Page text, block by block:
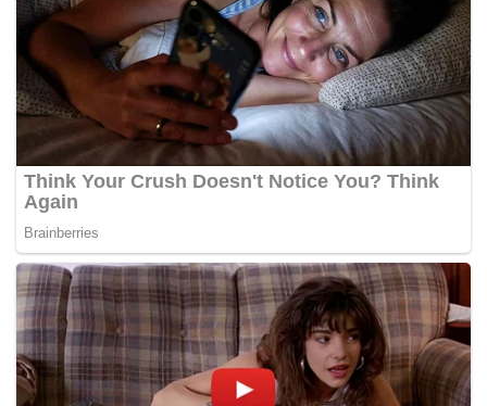
Tantangan pertama yang harus dihadapi Renard
bersama Tunisia adalah laga melawan Jepang pada
20 Juni mendatang di Stadion BBVA.
Pertandingan itu menjadi laga krusial karena akan
sangat menentukan peluang Tunisia untuk tetap
bersaing di Grup F.
Tunisia tergabung dalam Grup F bersama Swedia,
Jepang, dan Belanda. Tim Afrika itu berada di posisi
terbawah klasemen setelah kalah pada laga
pembuka.(*)